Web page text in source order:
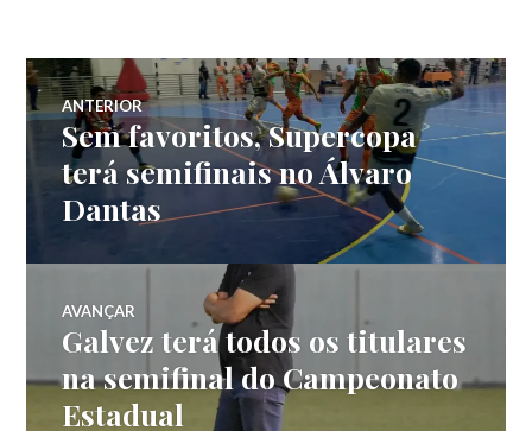
ANTERIOR
Sem favoritos, Supercopa
terá semifinais no Álvaro
Dantas
AVANÇAR
Galvez terá todos os titulares
na semifinal do Campeonato
Estadual